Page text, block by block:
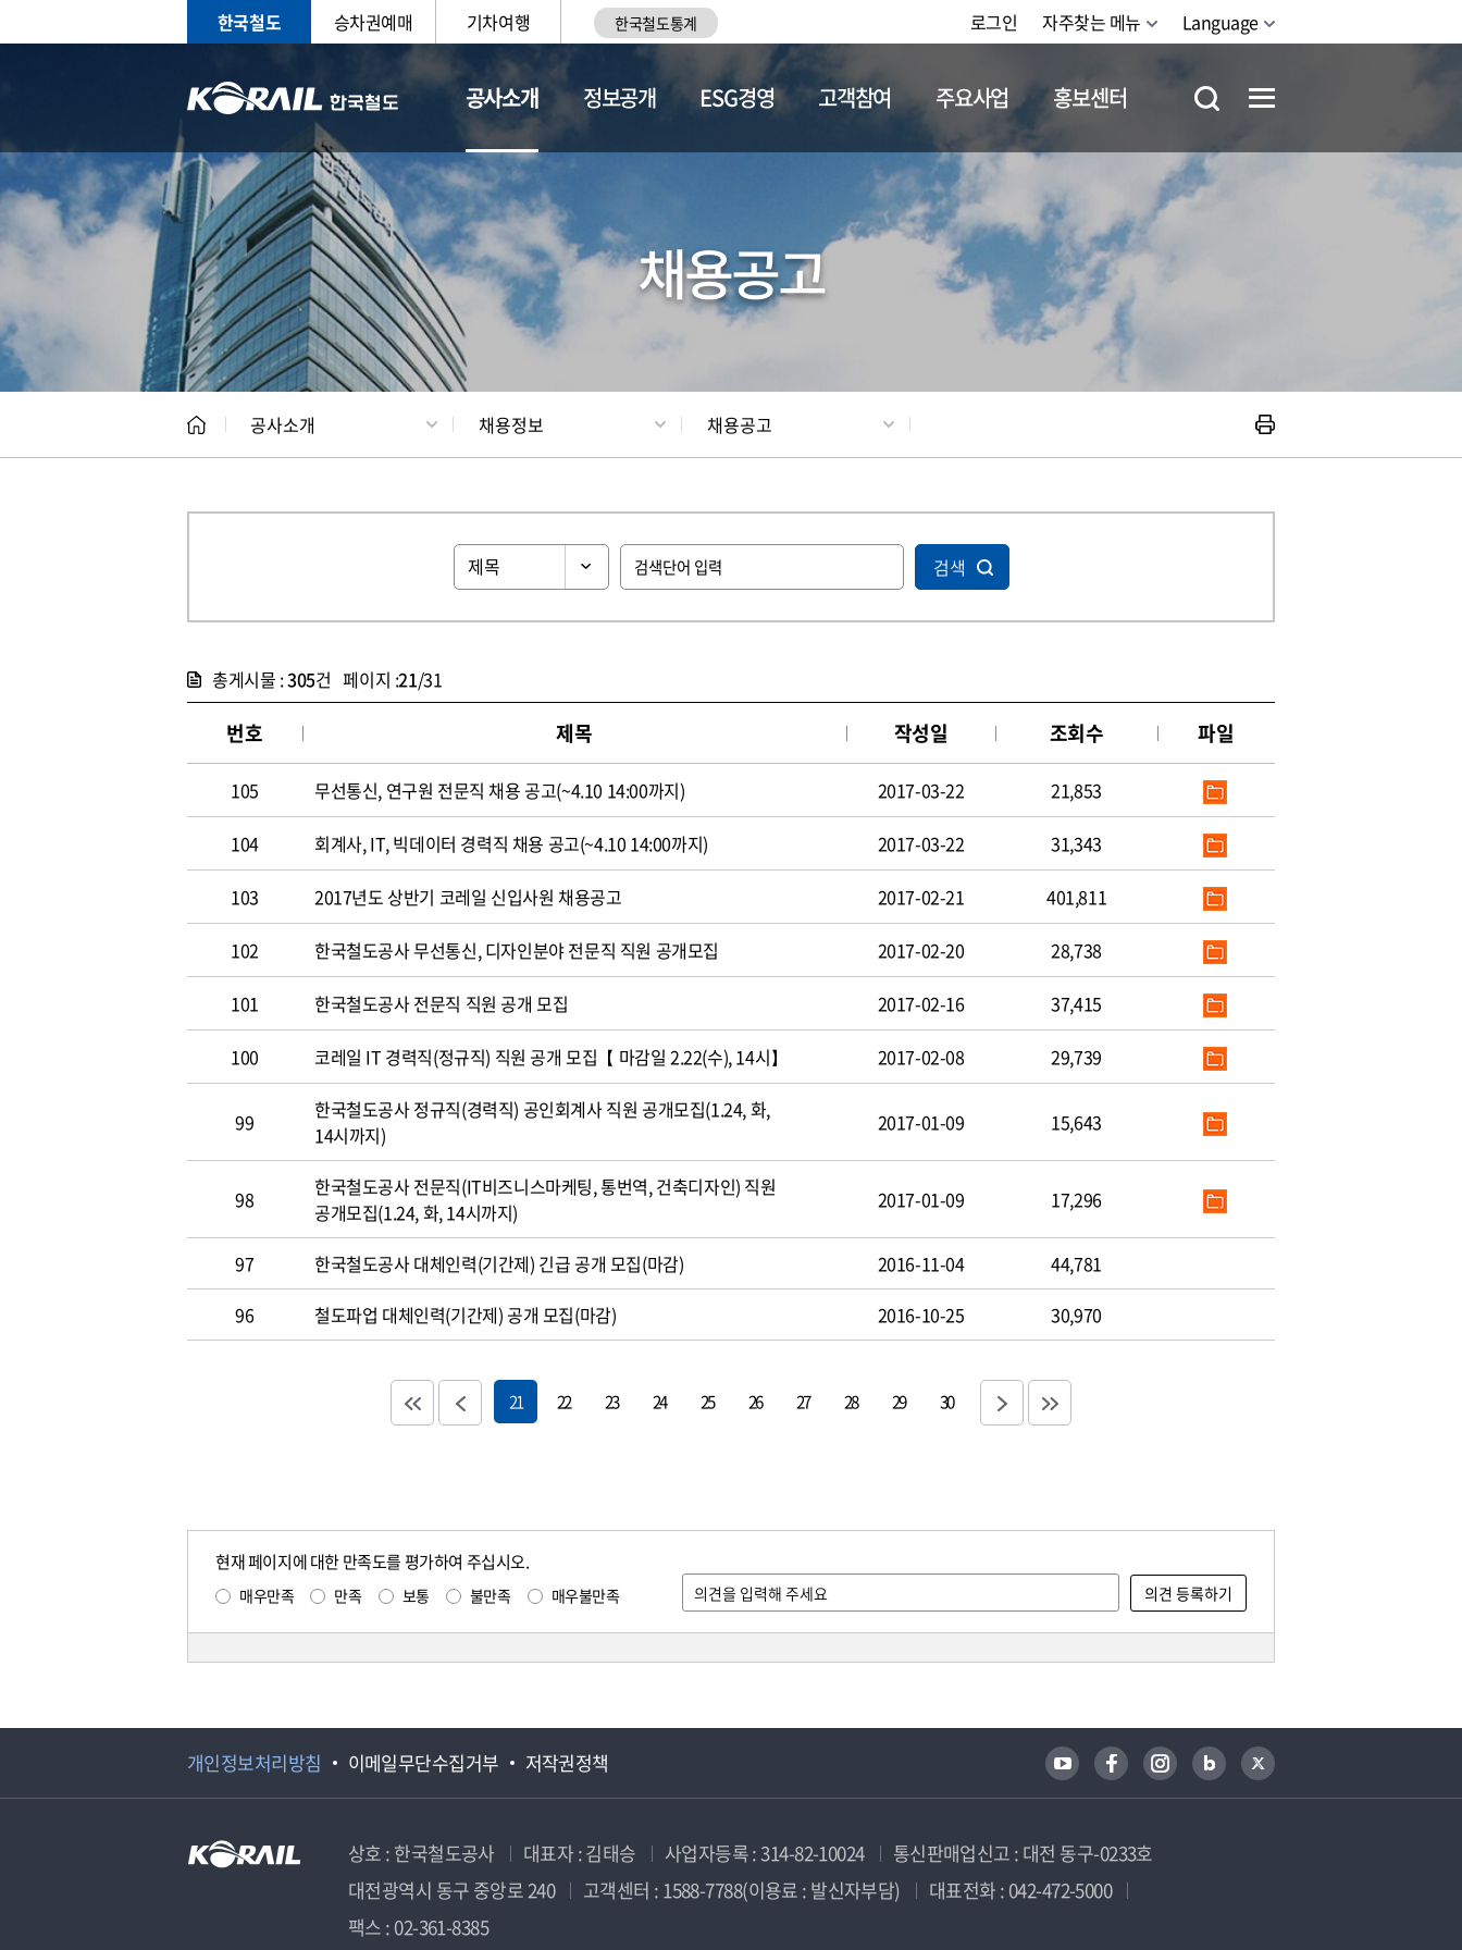
한국철도 승차권예매 기차여행 한국철도통계 로그인 자주찾는 메뉴 Language
공사소개
CEO 일반현황 채용정보
정보공개 ESG경영 고객참여 주요사업 홍보센터
채용공고
공사소개 채용정보 채용공고
검색
총게시물 :305건 페이지 :21/31
번호 제목 작성일 조회수 파일
105 무선통신, 연구원 전문직 채용 공고(~4.10 14:00까지) 2017-03-22 21,853
104 회계사, IT, 빅데이터 경력직 채용 공고(~4.10 14:00까지) 2017-03-22 31,343
103 2017년도 상반기 코레일 신입사원 채용공고 2017-02-21 401,811
102 한국철도공사 무선통신, 디자인분야 전문직 직원 공개모집 2017-02-20 28,738
101 한국철도공사 전문직 직원 공개 모집 2017-02-16 37,415
100 코레일 IT 경력직(정규직) 직원 공개 모집【 마감일 2.22(수), 14시】 2017-02-08 29,739
99
한국철도공사 정규직(경력직) 공인회계사 직원 공개모집(1.24, 화,
14시까지)
2017-01-09 15,643
98
한국철도공사 전문직(IT비즈니스마케팅, 통번역, 건축디자인) 직원
공개모집(1.24, 화, 14시까지)
2017-01-09 17,296
97 한국철도공사 대체인력(기간제) 긴급 공개 모집(마감) 2016-11-04
44,781
96
철도파업 대체인력(기간제) 공개 모집(마감) 2016-10-25 30,970
21 22 23 24 25 26 27 28 29 30
현재 페이지에 대한 만족도를 평가하여 주십시오.
매우만족 만족 보통 불만족 매우불만족
개인정보처리방침 이메일무단수집거부 저작권정책
상호 : 한국철도공사 대표자 : 김태승 사업자등록 : 314-82-10024
통신판매업신고 : 대전 동구-0233호
대전광역시 동구 중앙로 240
고객센터 : 1588-7788(이용료 : 발신자부담)
대표전화 : 042-472-5000
팩스 : 02-361-8385